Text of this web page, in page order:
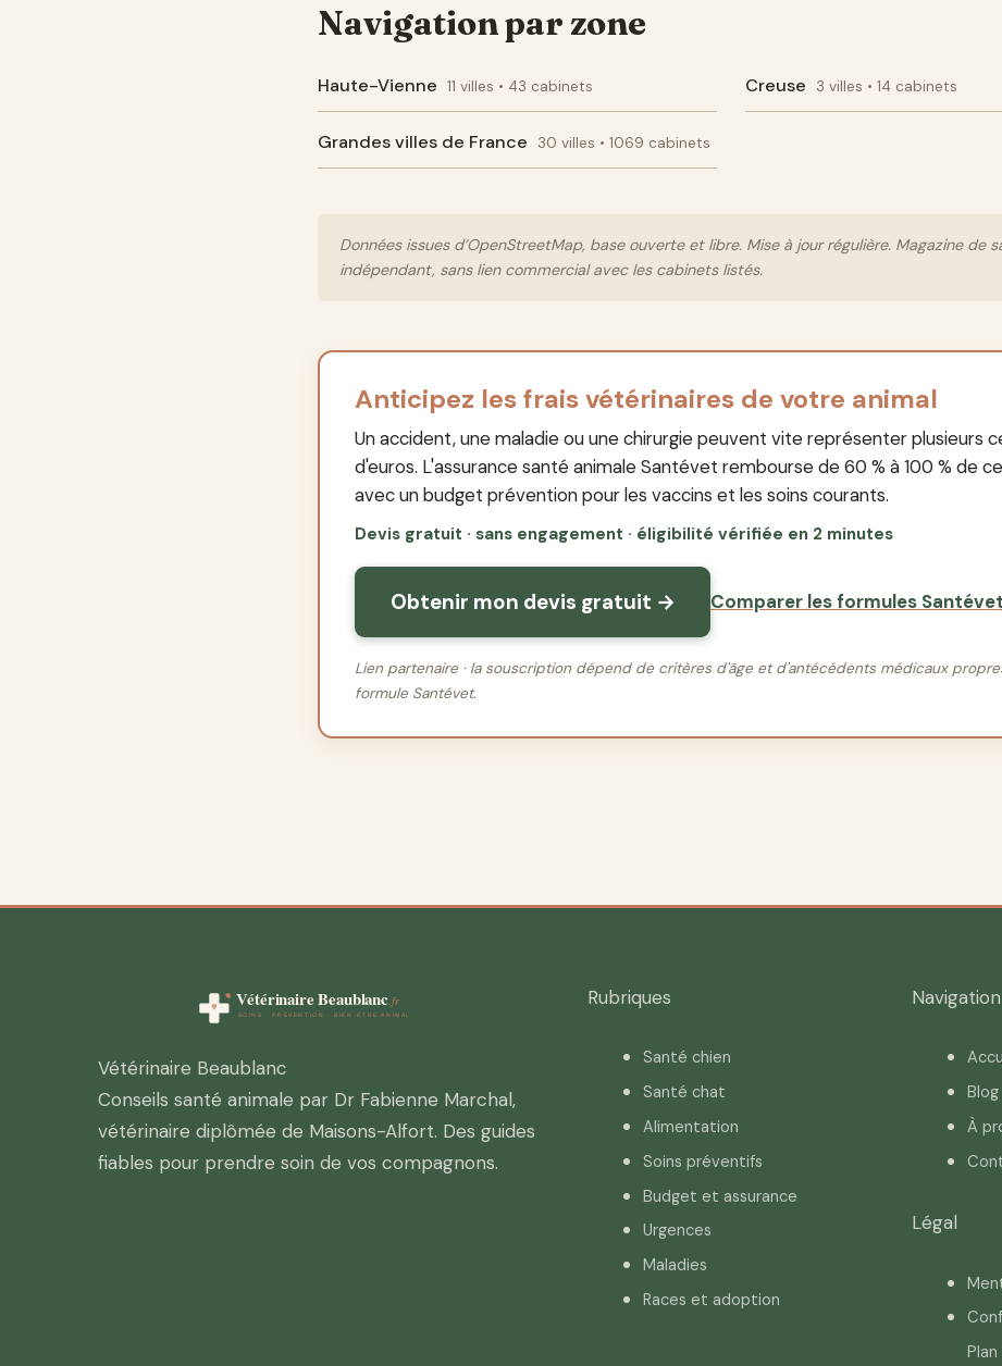
Navigation par zone
Haute-Vienne 11 villes • 43 cabinets Creuse 3 villes • 14 cabinets
Grandes villes de France 30 villes • 1069 cabinets
Données issues d’OpenStreetMap, base ouverte et libre. Mise à jour régulière. Magazine de
indépendant, sans lien commercial avec les cabinets listés.
Anticipez les frais vétérinaires de votre animal
Un accident, une maladie ou une chirurgie peuvent vite représenter plusieurs
d'euros. L'assurance santé animale Santévet rembourse de 60 % à 100 % de
avec un budget prévention pour les vaccins et les soins courants.
Devis gratuit · sans engagement · éligibilité vérifiée en 2 minutes
Obtenir mon devis gratuit → Comparer les formules Santévet
Lien partenaire · la souscription dépend de critères d'âge et d'antécédents médicaux
formule Santévet.
Vétérinaire Beaublanc
Conseils santé animale par Dr Fabienne Marchal,
vétérinaire diplômée de Maisons-Alfort. Des guides
fiables pour prendre soin de vos compagnons.
Rubriques
Santé chien
Santé chat
Alimentation
Soins préventifs
Budget et assurance
Urgences
Maladies
Races et adoption
Navigation
Blog
À
Légal